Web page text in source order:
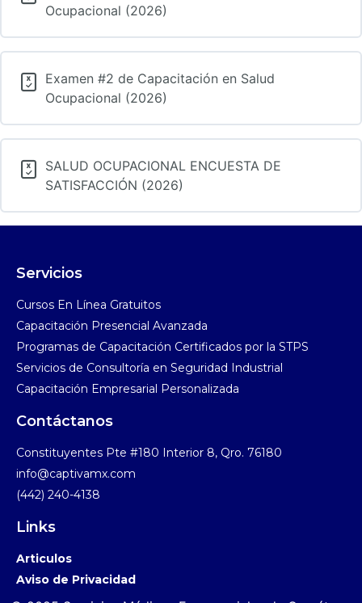
Ocupacional (2026)
Examen #2 de Capacitación en Salud
Ocupacional (2026)
SALUD OCUPACIONAL ENCUESTA DE
SATISFACCIÓN (2026)
Servicios
Cursos En Línea Gratuitos​
Capacitación Presencial Avanzada​
Programas de Capacitación Certificados por la STPS​
Servicios de Consultoría en Seguridad Industrial​
Capacitación Empresarial Personalizada
Contáctanos
Constituyentes Pte #180 Interior 8, Qro. 76180
info@captivamx.com
(442) 240-4138
Links
Articulos
Aviso de Privacidad